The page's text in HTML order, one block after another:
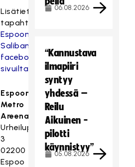
Lisätietoja
tapahtumasta
Espoon
Salibandypäivän
facebook-
sivuilta
Espoon
Metro
Areena
Urheilupuistontie
3
02200
Espoo
06.08.2026
“Kannustava
ilmapiiri
syntyy
yhdessä –
Reilu
Aikuinen -
pilotti
käynnistyy”
05.08.2026